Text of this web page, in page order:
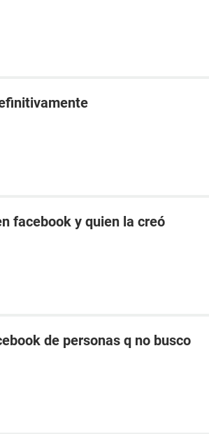
facebook y quien la creó
de personas q no busco